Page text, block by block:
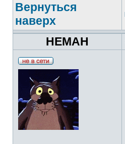
Вернуться
наверх
HEMAH